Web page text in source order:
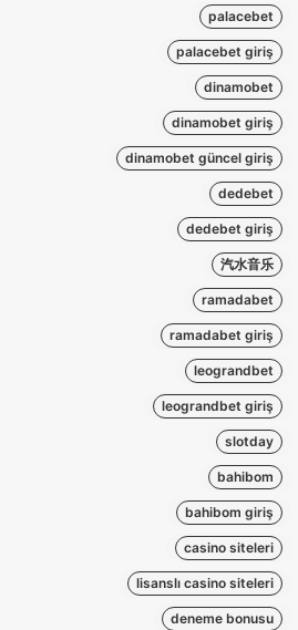
palacebet
palacebet giriş
dinamobet
dinamobet giriş
dinamobet güncel giriş
dedebet
dedebet giriş
汽水音乐
ramadabet
ramadabet giriş
leograndbet
leograndbet giriş
slotday
bahibom
bahibom giriş
casino siteleri
lisanslı casino siteleri
deneme bonusu